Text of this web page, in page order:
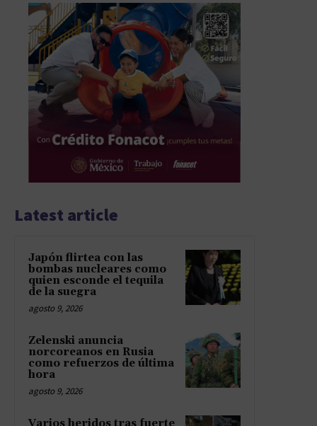
Latest article
Japón flirtea con las
bombas nucleares como
quien esconde el tequila
de la suegra
agosto 9, 2026
Zelenski anuncia
norcoreanos en Rusia
como refuerzos de última
hora
agosto 9, 2026